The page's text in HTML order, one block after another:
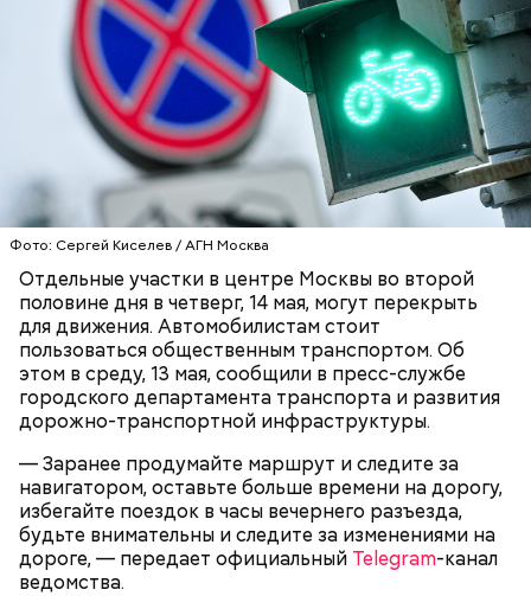
Фото: Сергей Киселев / АГН Москва
Отдельные участки в центре Москвы во второй
половине дня в четверг, 14 мая, могут перекрыть
для движения. Автомобилистам стоит
пользоваться общественным транспортом. Об
этом в среду, 13 мая, сообщили в пресс-службе
городского департамента транспорта и развития
дорожно-транспортной инфраструктуры.
— Заранее продумайте маршрут и следите за
навигатором, оставьте больше времени на дорогу,
избегайте поездок в часы вечернего разъезда,
будьте внимательны и следите за изменениями на
дороге, — передает официальный Telegram-канал
ведомства.
От новичка к профи:
«Абилимпикс» помогает в
трудоустройстве москвичам с
особенностями здоровья
Лучшая техника
обновили мастерские для дизайнеров одежды. Их
оснастили промышленными швейными машинами,
парогенераторами, раскройными столами и
манекенами. В колледже также открылась
лаборатория для бариста с профессиональными
кофемашинами и инструментами, где уже
занимаются более 500 студентов.
Диплом по цене квартиры: из чего
складывается стоимость
обучения в вузах и какие
профессии будут престижными
ПРЯМАЯ РЕЧЬ